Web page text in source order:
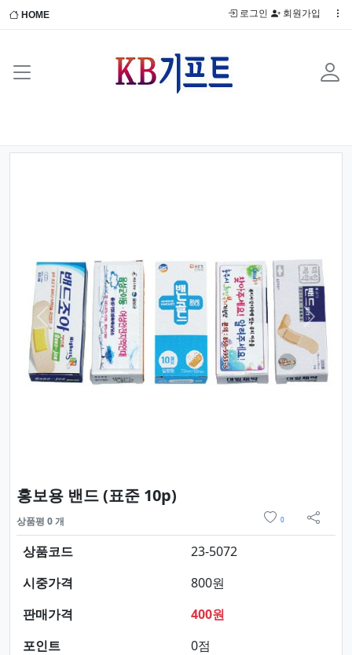
HOME 로그인 회원가입
Previous Next
홍보용 밴드 (표준 10p)
상품평 0 개 0
sns 공
상품코드
23-5072
시중가격
800원
판매가격
400원
포인트
0점